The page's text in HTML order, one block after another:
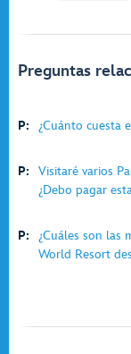
Preguntas
P: ¿Cuánto cuesta
P:
Visitaré varios
¿Debo pagar
P:
¿Cuáles son las
World Resort